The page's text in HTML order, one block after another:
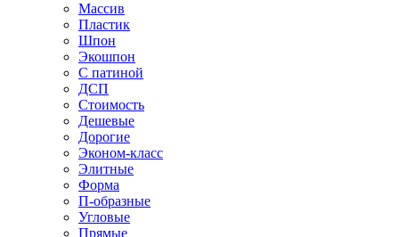
Массив
Пластик
Шпон
Экошпон
С патиной
ДСП
Стоимость
Дешевые
Дорогие
Эконом-класс
Элитные
Форма
П-образные
Угловые
Прямые